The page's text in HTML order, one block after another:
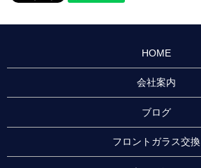
HOME
会社案内
ブログ
フロントガラス交換